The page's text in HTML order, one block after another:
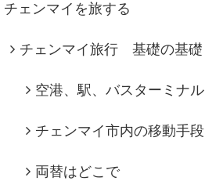
チェンマイを旅する
チェンマイ旅行 基礎の基礎
空港、駅、バスターミナル
チェンマイ市内の移動手段
両替はどこで